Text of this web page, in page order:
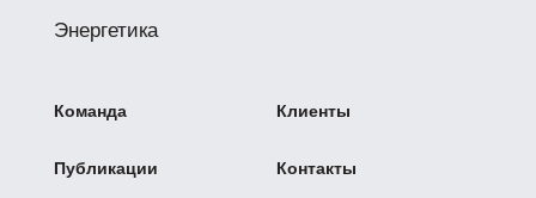
Энергетика
Команда Клиенты
Публикации Контакты